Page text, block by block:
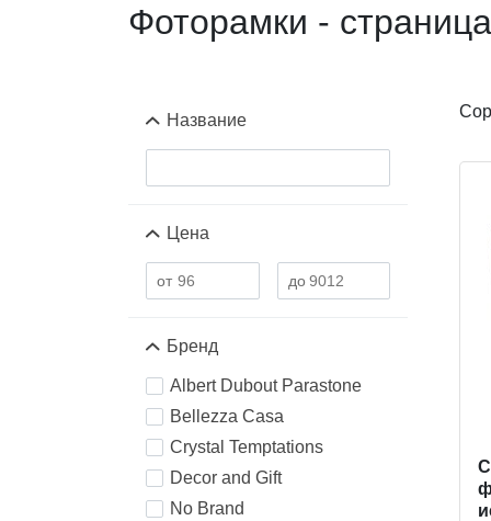
Фоторамки -
Название
Цена
Бренд
Albert Dubout Parastone
Bellezza Casa
Crystal Temptations
Decor and Gift
No Brand